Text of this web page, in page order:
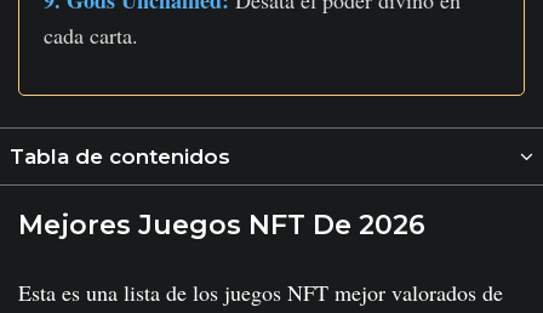
cada carta.
Tabla de contenidos
Mejores Juegos NFT De 2026
Esta es una lista de los juegos NFT mejor valorados de